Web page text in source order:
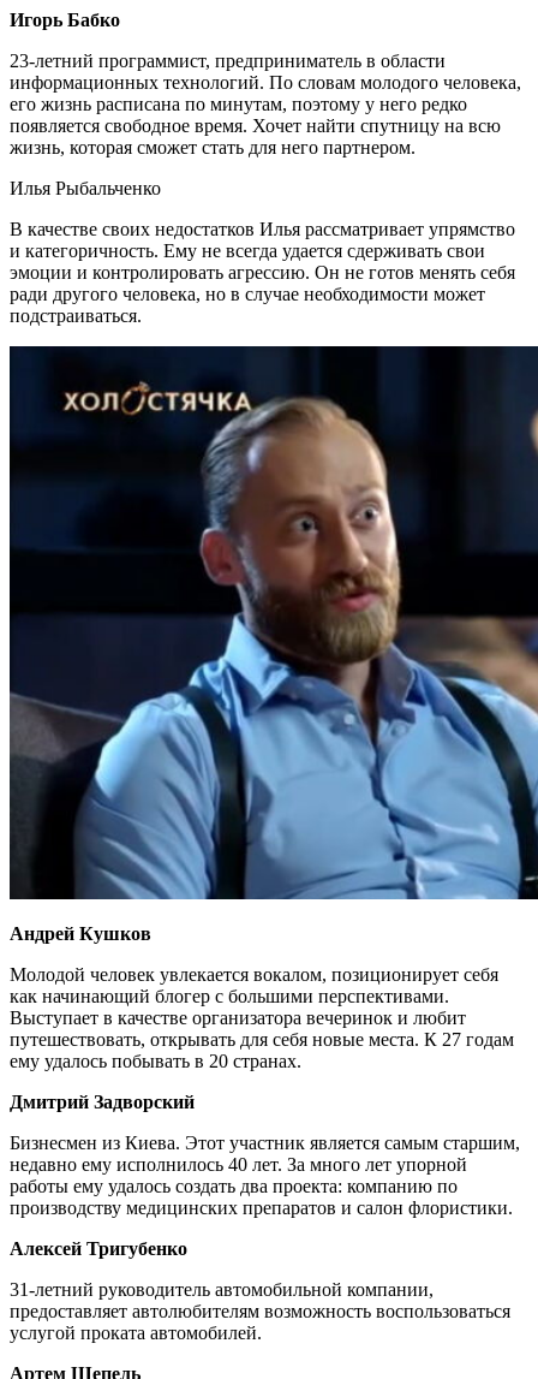
Игорь Бабко
23-летний программист, предприниматель в области
информационных технологий. По словам молодого человека,
его жизнь расписана по минутам, поэтому у него редко
появляется свободное время. Хочет найти спутницу на всю
жизнь, которая сможет стать для него партнером.
Илья Рыбальченко
В качестве своих недостатков Илья рассматривает упрямство
и категоричность. Ему не всегда удается сдерживать свои
эмоции и контролировать агрессию. Он не готов менять себя
ради другого человека, но в случае необходимости может
подстраиваться.
Андрей Кушков
Молодой человек увлекается вокалом, позиционирует себя
как начинающий блогер с большими перспективами.
Выступает в качестве организатора вечеринок и любит
путешествовать, открывать для себя новые места. К 27 годам
ему удалось побывать в 20 странах.
Дмитрий Задворский
Бизнесмен из Киева. Этот участник является самым старшим,
недавно ему исполнилось 40 лет. За много лет упорной
работы ему удалось создать два проекта: компанию по
производству медицинских препаратов и салон флористики.
Алексей Тригубенко
31-летний руководитель автомобильной компании,
предоставляет автолюбителям возможность воспользоваться
услугой проката автомобилей.
Артем Шепель